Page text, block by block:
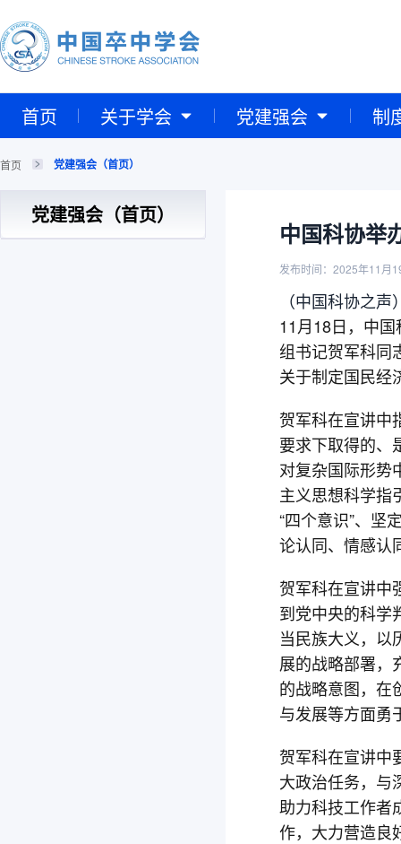
首页 关于学会 党建强会 制
首页 党建强会（首页）
党建强会（首页）
中国科协举
发布时间：2025年11月
（中国科协之声
11月18日，中
组书记贺军科同
关于制定国民经
贺军科在宣讲中
要求下取得的、
对复杂国际形势
主义思想科学指
“四个意识”、坚
论认同、情感认
贺军科在宣讲中
到党中央的科学
当民族大义，以
展的战略部署，
的战略意图，在
与发展等方面勇
贺军科在宣讲中
大政治任务，与
助力科技工作者
作，大力营造良